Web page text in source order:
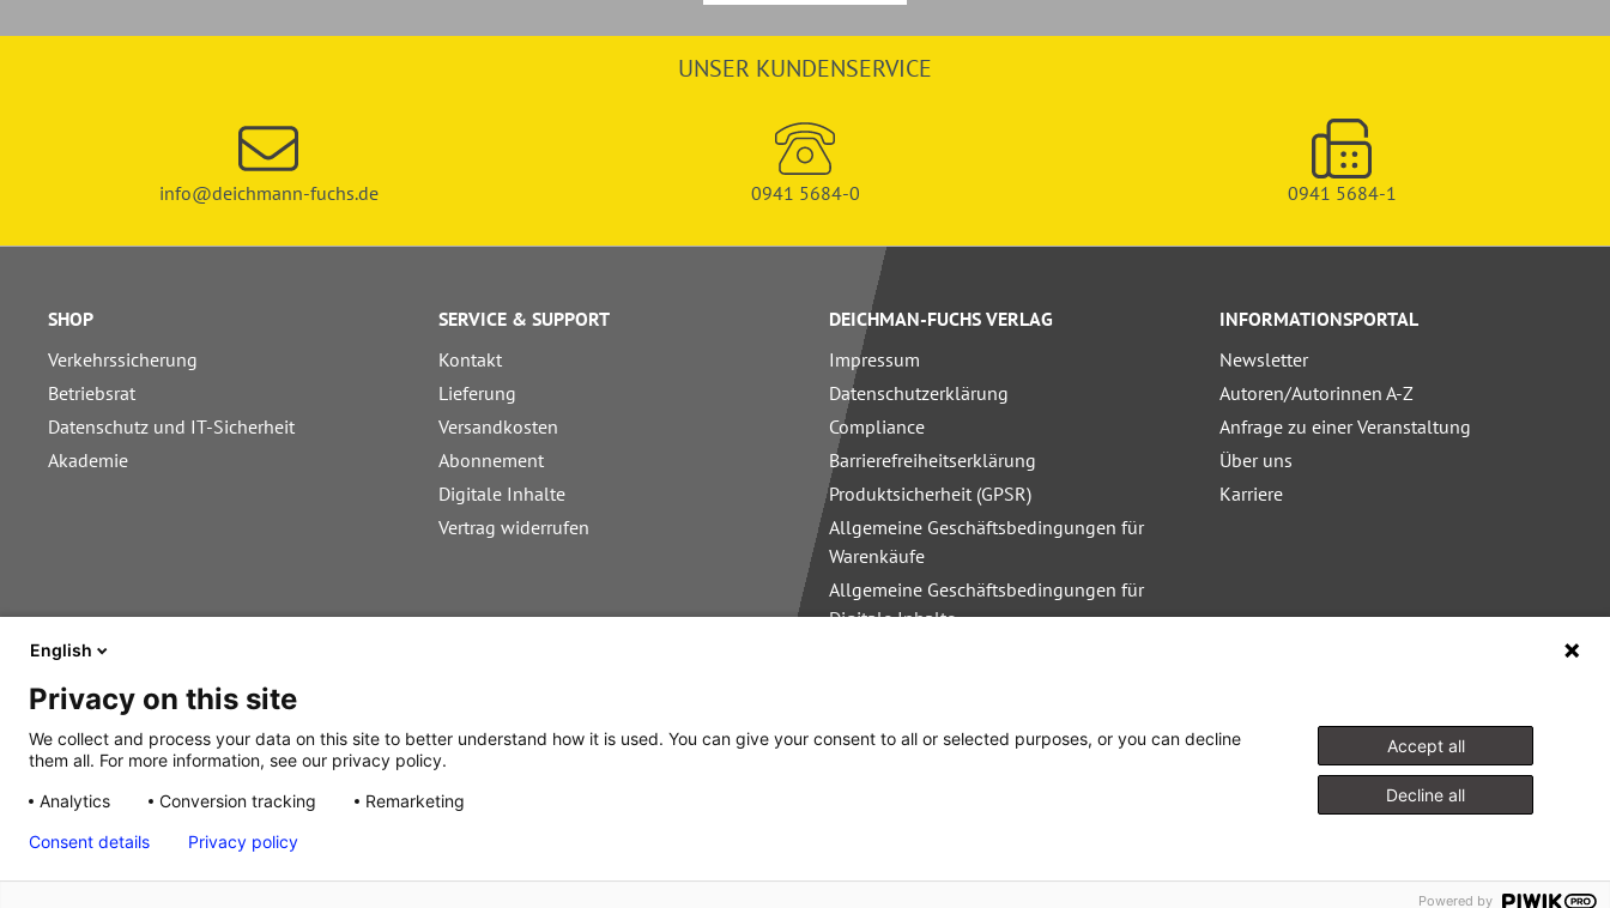
UNSER KUNDENSERVICE
info@deichmann-fuchs.de 0941 5684-0 0941 5684-1
SHOP
Verkehrssicherung
Betriebsrat
Datenschutz und IT-Sicherheit
Akademie
SERVICE & SUPPORT
Kontakt
Lieferung
Versandkosten
Abonnement
Digitale Inhalte
Vertrag widerrufen
DEICHMAN-FUCHS VERLAG
Impressum
Datenschutzerklärung
Compliance
Barrierefreiheitserklärung
Produktsicherheit (GPSR)
Allgemeine Geschäftsbedingungen für
Warenkäufe
Allgemeine Geschäftsbedingungen für
Digitale Inhalte
INFORMATIONSPORTAL
Newsletter
Autoren/Autorinnen A-Z
Anfrage zu einer Veranstaltung
Über uns
Karriere
© 2026 Walhalla u. Praetoria Verlag GmbH & Co. KG
English
Privacy on this site
We collect and process your data on this site to better understand how it is used. You can give your consent to all or selected purposes, or you can decline
them all. For more information, see our privacy policy.
Analytics
Conversion tracking Remarketing
Accept all
Decline all
Consent details Privacy policy
Powered by